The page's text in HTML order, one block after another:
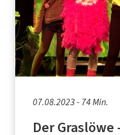
07.08.2023 - 74 Min.
Der